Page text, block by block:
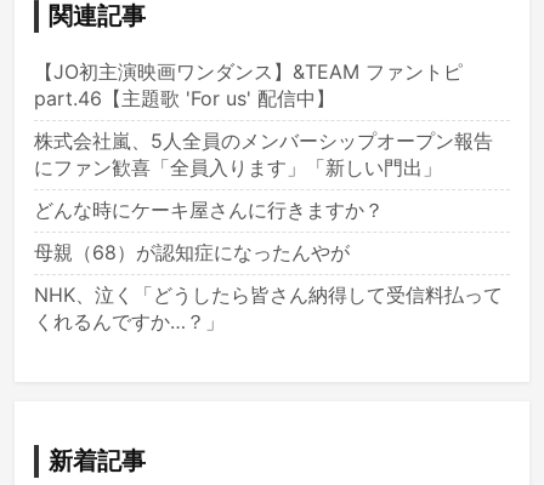
関連記事
【JO初主演映画ワンダンス】&TEAM ファントピ
part.46【主題歌 'For us' 配信中】
株式会社嵐、5人全員のメンバーシップオープン報告
にファン歓喜「全員入ります」「新しい門出」
どんな時にケーキ屋さんに行きますか？
母親（68）が認知症になったんやが
NHK、泣く「どうしたら皆さん納得して受信料払って
くれるんですか…？」
新着記事